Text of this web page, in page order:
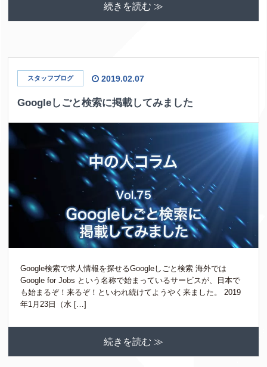
続きを読む ≫
スタッフブログ 2019.02.07
Googleしごと検索に掲載してみました
Google検索で求人情報を探せるGoogleしごと検索 海外では
Google for Jobs という名称で始まっているサービスが、日本で
も始まるぞ！来るぞ！といわれ続けてようやく来ました。 2019
年1月23日（水 […]
続きを読む ≫